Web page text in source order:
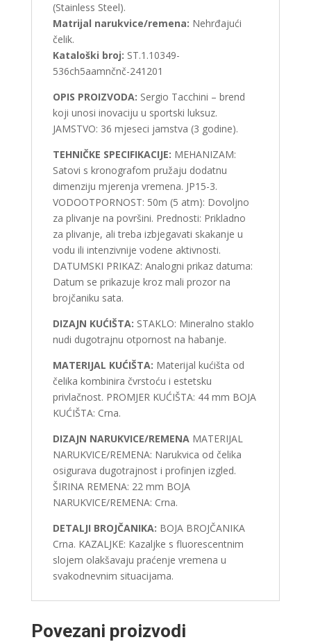
(Stainless Steel).
Matrijal narukvice/remena: Nehrđajući
čelik.
Kataloški broj: ST.1.10349-
536ch5aamnčnč-241201
OPIS PROIZVODA: Sergio Tacchini – brend
koji unosi inovaciju u sportski luksuz.
JAMSTVO: 36 mjeseci jamstva (3 godine).
TEHNIČKE SPECIFIKACIJE: MEHANIZAM:
Satovi s kronografom pružaju dodatnu
dimenziju mjerenja vremena. JP15-3.
VODOOTPORNOST: 50m (5 atm): Dovoljno
za plivanje na površini. Prednosti: Prikladno
za plivanje, ali treba izbjegavati skakanje u
vodu ili intenzivnije vodene aktivnosti.
DATUMSKI PRIKAZ: Analogni prikaz datuma:
Datum se prikazuje kroz mali prozor na
brojčaniku sata.
DIZAJN KUĆIŠTA: STAKLO: Mineralno staklo
nudi dugotrajnu otpornost na habanje.
MATERIJAL KUĆIŠTA: Materijal kućišta od
čelika kombinira čvrstoću i estetsku
privlačnost. PROMJER KUĆIŠTA: 44 mm BOJA
KUĆIŠTA: Crna.
DIZAJN NARUKVICE/REMENAMATERIJAL
NARUKVICE/REMENA: Narukvica od čelika
osigurava dugotrajnost i profinjen izgled.
ŠIRINA REMENA: 22 mm BOJA
NARUKVICE/REMENA: Crna.
DETALJI BROJČANIKA: BOJA BROJČANIKA
Crna. KAZALJKE: Kazaljke s fluorescentnim
slojem olakšavaju praćenje vremena u
svakodnevnim situacijama.
Povezani proizvodi